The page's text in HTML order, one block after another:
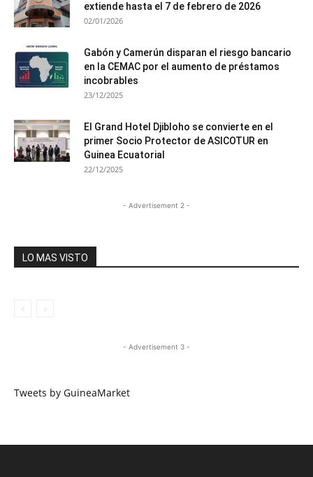
extiende hasta el 7 de febrero de 2026
02/01/2026
Gabón y Camerún disparan el riesgo bancario
en la CEMAC por el aumento de préstamos
incobrables
23/12/2025
El Grand Hotel Djibloho se convierte en el
primer Socio Protector de ASICOTUR en
Guinea Ecuatorial
22/12/2025
- Advertisement 2 -
LO MAS VISTO
- Advertisement 3 -
Tweets by GuineaMarket